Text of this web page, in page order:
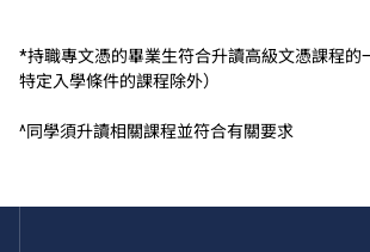
*持職專文憑的畢業生符合升讀高級文憑課程的
特定入學條件的課程除外）
^同學須升讀相關課程並符合有關要求